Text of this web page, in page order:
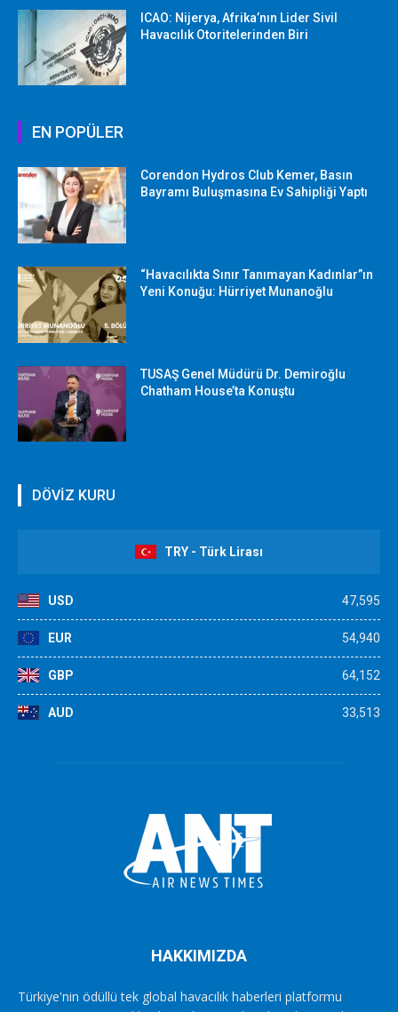
ICAO: Nijerya, Afrika’nın Lider Sivil
Havacılık Otoritelerinden Biri
EN POPÜLER
Corendon Hydros Club Kemer, Basın
Bayramı Buluşmasına Ev Sahipliği Yaptı
“Havacılıkta Sınır Tanımayan Kadınlar”ın
Yeni Konuğu: Hürriyet Munanoğlu
TUSAŞ Genel Müdürü Dr. Demiroğlu
Chatham House’ta Konuştu
DÖVİZ KURU
TRY - Türk Lirası
USD 47,595
EUR 54,940
GBP 64,152
AUD 33,513
HAKKIMIZDA
Türkiye'nin ödüllü tek global havacılık haberleri platformu